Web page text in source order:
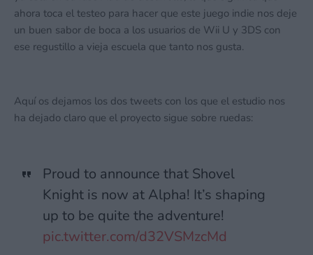
ahora toca el testeo para hacer que este juego indie nos deje
un buen sabor de boca a los usuarios de Wii U y 3DS con
ese regustillo a vieja escuela que tanto nos gusta.
Aquí os dejamos los dos tweets con los que el estudio nos
ha dejado claro que el proyecto sigue sobre ruedas:
Proud to announce that Shovel
Knight is now at Alpha! It’s shaping
up to be quite the adventure!
pic.twitter.com/d32VSMzcMd